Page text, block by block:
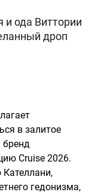
ода Виттории
дроп
в залитое
бренд
Cruise 2026.
гедонизма,